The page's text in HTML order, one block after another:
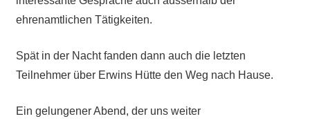
ehrenamtlichen Tätigkeiten.
Spät in der Nacht fanden dann auch die letzten
Teilnehmer über Erwins Hütte den Weg nach Hause.
Ein gelungener Abend, der uns weiter